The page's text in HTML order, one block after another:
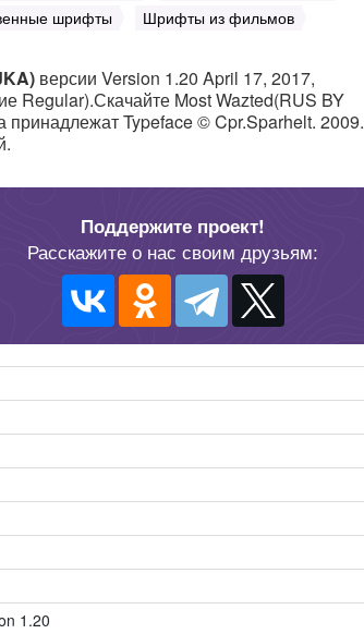
шрифты Шрифты из фильмов
версии Version 1.20 April 17, 2017,
Regular).Скачайте Most Wazted(RUS BY
принадлежат Typeface © Cpr.Sparhelt. 2009.
Поддержите проект!
Расскажите о нас своим друзьям:
1.20